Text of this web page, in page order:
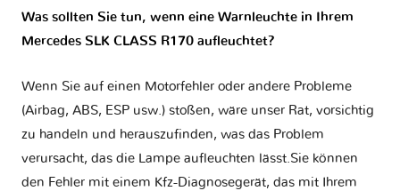
Was sollten Sie tun, wenn eine Warnleuchte in Ihrem
Mercedes SLK CLASS R170 aufleuchtet?
Wenn Sie auf einen Motorfehler oder andere Probleme
(Airbag, ABS, ESP usw.) stoßen, wäre unser Rat, vorsichtig
zu handeln und herauszufinden, was das Problem
verursacht, das die Lampe aufleuchten lässt.Sie können
den Fehler mit einem Kfz-Diagnosegerät, das mit Ihrem